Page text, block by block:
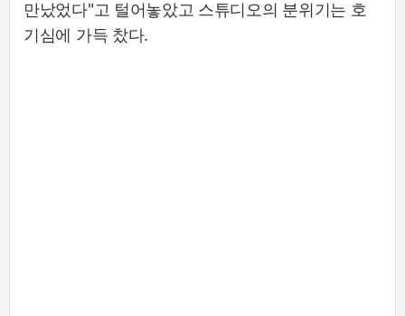
만났었다"고 털어놓았고 스튜디오의 분위기는 호
기심에 가득 찼다.